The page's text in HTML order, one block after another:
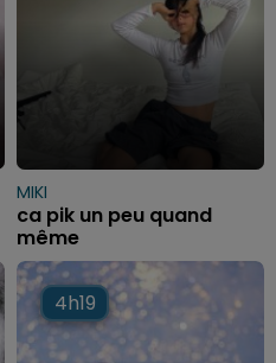
MIKI
ca pik un peu quand
même
4h19
4h19